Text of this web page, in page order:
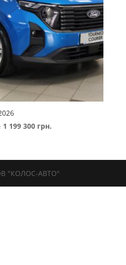
Оригінальна
260
460 грн..
1 199 300 грн.Поточна
199
300 грн..
"КОЛОС-АВТО"